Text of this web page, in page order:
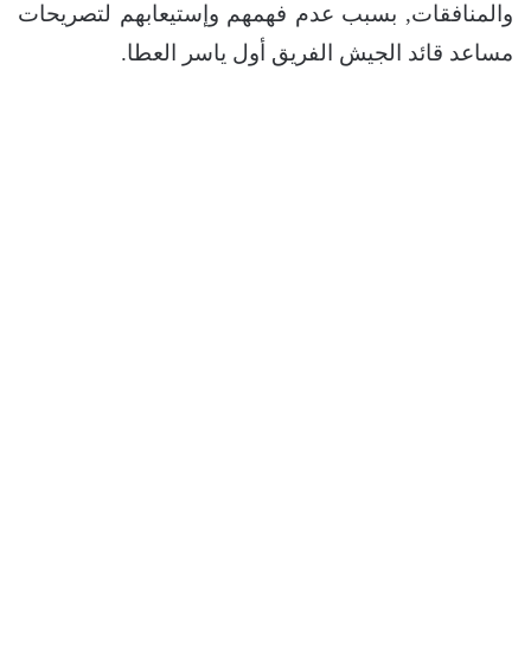
والمنافقات, بسبب عدم فهمهم وإستيعابهم لتصريحات
مساعد قائد الجيش الفريق أول ياسر العطا.